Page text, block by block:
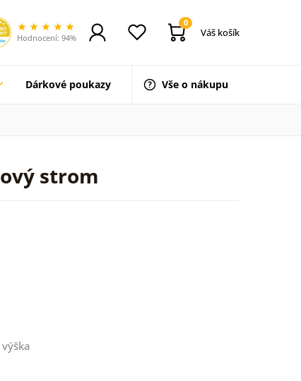
Hodnocení: 94%
0
Váš košík
Dárkové poukazy Vše o nákupu
strom